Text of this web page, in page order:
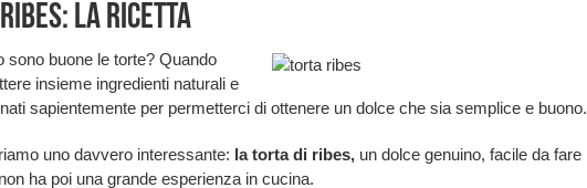
la ricetta
sono buone le torte? Quando
insieme ingredienti naturali e
sapientemente per permetterci di ottenere un dolce che sia semplice e buono.
uno davvero interessante: la torta di ribes,un dolce genuino, facile da fare
ha poi una grande esperienza in cucina.